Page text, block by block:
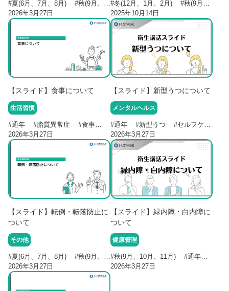
#夏(6月、7月、8月) #秋(9月、10月、11月) # 通年 作業管理
2026年3月27日
#冬(12月、1月、2月) #秋(9月、10月、11月)
2025年10月14日
【スライド】食事について
生活習慣
#通年 #脂質異常症 #食事 糖尿病 #高血圧
2026年3月27日
【スライド】新型うつについて
メンタルヘルス
#通年 #新型うつ #セルフケア
2026年3月27日
【スライド】転倒・転落防止に
ついて
その他
#夏(6月、7月、8月) #秋(9月、10月、11月) # 通年 # 転倒・転落
2026年3月27日
【スライド】緑内障・白内障に
ついて
健康管理
#秋(9月、10月、11月) #通年
2026年3月27日